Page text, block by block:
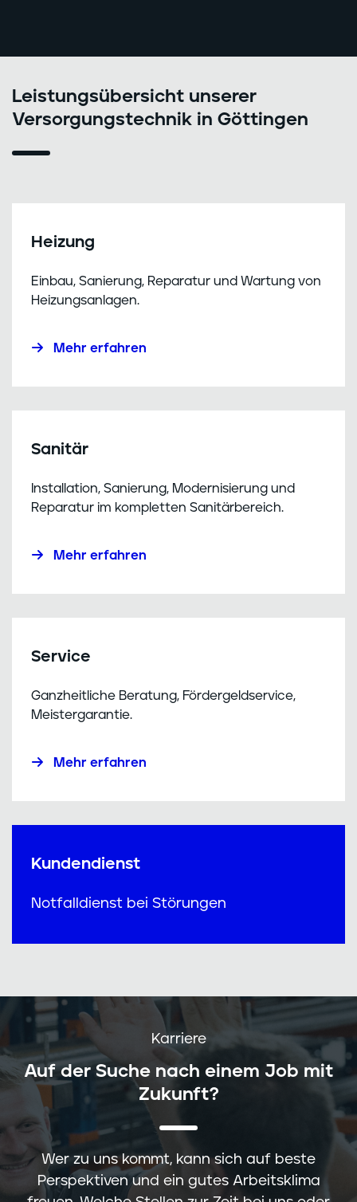
Leistungsübersicht unserer
Versorgungstechnik in Göttingen
Heizung
Einbau, Sanierung, Reparatur und Wartung von
Heizungsanlagen.
Mehr erfahren
Sanitär
Installation, Sanierung, Modernisierung und
Reparatur im kompletten Sanitärbereich.
Mehr erfahren
Service
Ganzheitliche Beratung, Fördergeldservice,
Meistergarantie.
Mehr erfahren
Kundendienst
Notfalldienst bei Störungen
Karriere
Auf der Suche nach einem Job mit
Zukunft?
Wer zu uns kommt, kann sich auf beste
Perspektiven und ein gutes Arbeitsklima